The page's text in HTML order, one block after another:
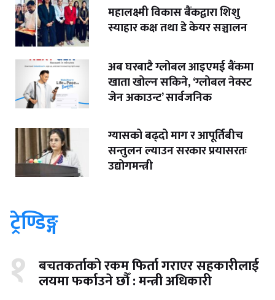
महालक्ष्मी विकास बैंकद्वारा शिशु
स्याहार कक्ष तथा डे केयर सञ्चालन
अब घरबाटै ग्लोबल आइएमई बैंकमा
खाता खोल्न सकिने, ‘ग्लोबल नेक्स्ट
जेन अकाउन्ट’ सार्वजनिक
ग्यासको बढ्दो माग र आपूर्तिबीच
सन्तुलन ल्याउन सरकार प्रयासरतः
उद्योगमन्त्री
ट्रेण्डिङ्ग
१ बचतकर्ताको रकम फिर्ता गराएर सहकारीलाई
लयमा फर्काउने छौँ : मन्त्री अधिकारी